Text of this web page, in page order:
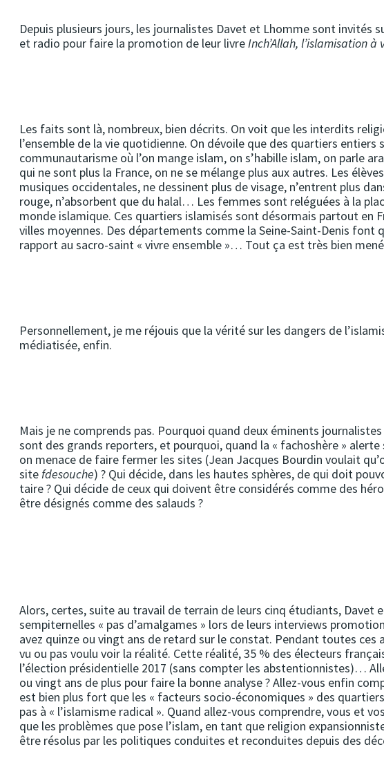
Depuis plusieurs jours, les journalistes Davet et Lhomme sont invités
et radio pour faire la promotion de leur livre Inch’Allah, l’islamisation
Les faits sont là, nombreux, bien décrits. On voit que les interdits
l’ensemble de la vie quotidienne. On dévoile que des quartiers entiers
communautarisme où l’on mange islam, on s’habille islam, on parle
qui ne sont plus la France, on ne se mélange plus aux autres. Les
musiques occidentales, ne dessinent plus de visage, n’entrent plus
rouge, n’absorbent que du halal… Les femmes sont reléguées à la
monde islamique. Ces quartiers islamisés sont désormais partout en
villes moyennes. Des départements comme la Seine-Saint-Denis font
rapport au sacro-saint « vivre ensemble »… Tout ça est très bien
Personnellement, je me réjouis que la vérité sur les dangers de
médiatisée, enfin.
Mais je ne comprends pas. Pourquoi quand deux éminents
sont des grands reporters, et pourquoi, quand la « fachoshère »
on menace de faire fermer les sites (Jean Jacques Bourdin voulait
site fdesouche) ? Qui décide, dans les hautes sphères, de qui doit
taire ? Qui décide de ceux qui doivent être considérés comme des
être désignés comme des salauds ?
Alors, certes, suite au travail de terrain de leurs cinq étudiants, Davet
sempiternelles « pas d’amalgames » lors de leurs interviews
avez quinze ou vingt ans de retard sur le constat. Pendant toutes ces
vu ou pas voulu voir la réalité. Cette réalité, 35 % des électeurs
l’élection présidentielle 2017 (sans compter les abstentionnistes)…
ou vingt ans de plus pour faire la bonne analyse ? Allez-vous enfin
est bien plus fort que les « facteurs socio-économiques » des
pas à « l’islamisme radical ». Quand allez-vous comprendre, vous et
que les problèmes que pose l’islam, en tant que religion
être résolus par les politiques conduites et reconduites depuis des